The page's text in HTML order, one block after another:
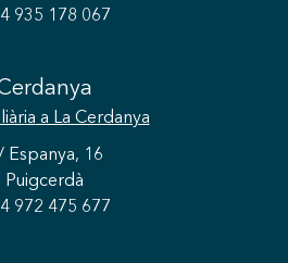
935 178 067
a La Cerdanya
Espanya, 16
Puigcerdà
972 475 677